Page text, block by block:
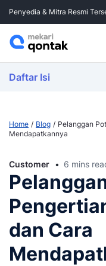
Penyedia & Mitra Resmi
Daftar Isi
Home Blog
Pelanggan
Mendapatkannya
Customer 6 mins
dan Cara